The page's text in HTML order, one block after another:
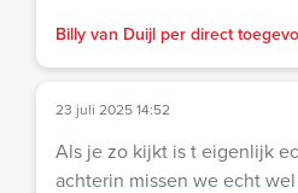
Billy van Duijl per direct
23 juli 2025 14:52
Als je zo kijkt is t eigenlijk
achterin missen we echt